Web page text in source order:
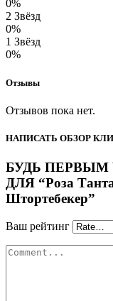
0%
2 Звёзд
0%
1 Звёзд
0%
Отзывы
Отзывов пока нет.
НАПИСАТЬ ОБЗОР
БУДЬ
ДЛЯ “Роза
Штортебекер”
Ваш рейтинг